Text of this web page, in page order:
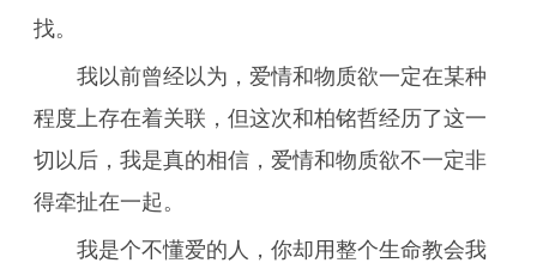
找。
我以前曾经以为，爱情和物质欲一定在某种
程度上存在着关联，但这次和柏铭哲经历了这一
切以后，我是真的相信，爱情和物质欲不一定非
得牵扯在一起。
我是个不懂爱的人，你却用整个生命教会我